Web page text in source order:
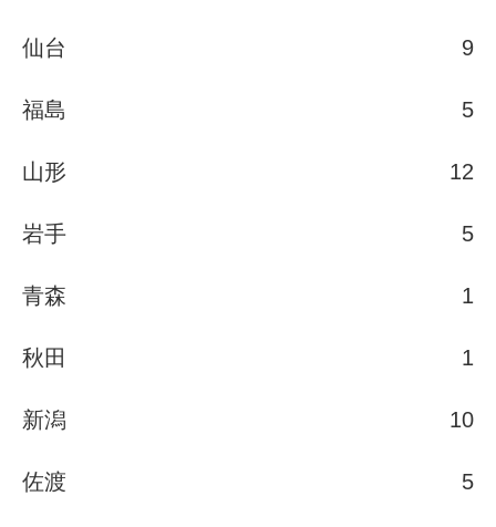
仙台 9
福島 5
山形 12
岩手 5
青森 1
秋田 1
新潟 10
佐渡 5